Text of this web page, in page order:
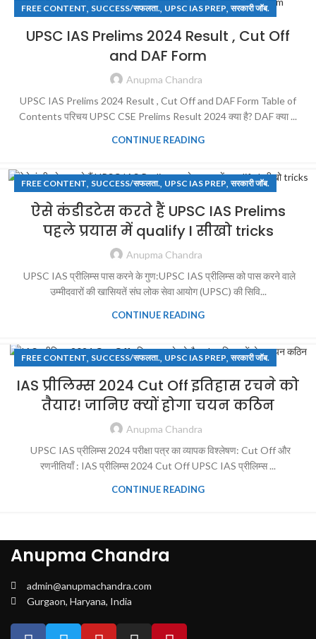
FREE CONTENT, SUCCESS/सफलता., UPSC IAS PREP, सरकारी जॉब.
UPSC IAS Prelims 2024 Result , Cut Off
and DAF Form
Anupma Chandra
UPSC IAS Prelims 2024 Result , Cut Off and DAF Form Table of
Contents परिचय UPSC CSE Prelims Result 2024 क्या है? DAF क्या ...
CONTINUE READING
FREE CONTENT, SUCCESS/सफलता., UPSC IAS PREP, सरकारी जॉब.
ऐसे कंडीडटेस करते हैं UPSC IAS Prelims
पहले प्रयास में qualify I सीखो tricks
Anupma Chandra
UPSC IAS प्रीलिम्स पास करने के गुण:UPSC IAS प्रीलिम्स को पास करने वाले
उम्मीदवारों की खासियतें संघ लोक सेवा आयोग (UPSC) की सिवि...
CONTINUE READING
FREE CONTENT, SUCCESS/सफलता., UPSC IAS PREP, सरकारी जॉब.
IAS प्रीलिम्स 2024 Cut Off इतिहास रचने को
तैयार! जानिए क्यों होगा चयन कठिन
Anupma Chandra
UPSC IAS प्रीलिम्स 2024 परीक्षा पत्र का व्यापक विश्लेषण: Cut Off और
रणनीतियाँ : IAS प्रीलिम्स 2024 Cut Off UPSC IAS प्रीलिम्स ...
CONTINUE READING
Anupma Chandra
admin@anupmachandra.com
Gurgaon, Haryana, India